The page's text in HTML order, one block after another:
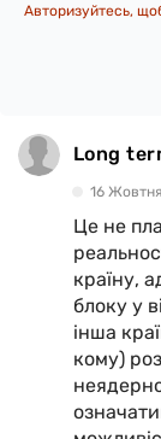
Авторизуйтесь,
Long
16
Це не
країну,
блоку у
інша
кому)